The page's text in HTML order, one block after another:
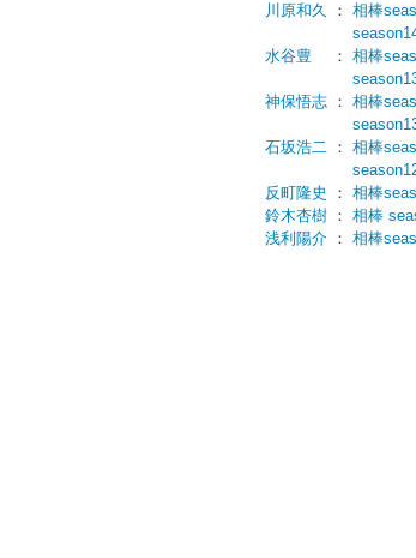
川原和久
： 相棒
水谷豊
： 相棒
神保悟志 ： 相棒
石坂浩二 ： 相棒
反町隆史
： 相棒
鈴木杏樹 ： 相棒
浅利陽介 ： 相棒